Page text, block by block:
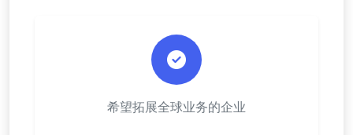
希望拓展全球业务的企业